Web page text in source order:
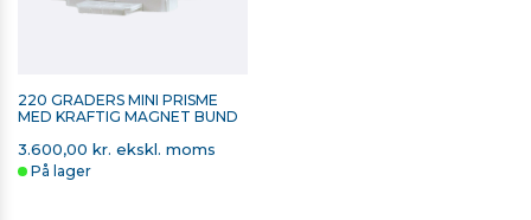
220 GRADERS MINI PRISME
MED KRAFTIG MAGNET BUND
3.600,00 kr. ekskl. moms
På lager